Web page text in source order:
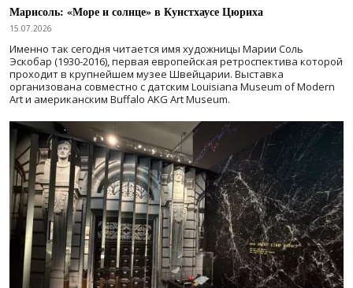
Марисоль: «Море и солнце» в Кунстхаусе Цюриха
15.07.2026
Именно так сегодня читается имя художницы Марии Соль
Эскобар (1930-2016), первая европейская ретроспектива которой
проходит в крупнейшем музее Швейцарии. Выставка
организована совместно с датским Louisiana Museum of Modern
Art и американским Buffalo AKG Art Museum.